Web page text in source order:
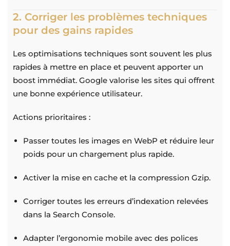
2. Corriger les problèmes techniques
pour des gains rapides
Les optimisations techniques sont souvent les plus
rapides à mettre en place et peuvent apporter un
boost immédiat. Google valorise les sites qui offrent
une bonne expérience utilisateur.
Actions prioritaires :
Passer toutes les images en WebP et réduire leur
poids pour un chargement plus rapide.
Activer la mise en cache et la compression Gzip.
Corriger toutes les erreurs d’indexation relevées
dans la Search Console.
Adapter l’ergonomie mobile avec des polices